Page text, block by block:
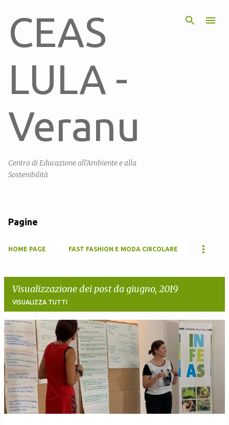
CEAS
LULA -
Veranu
Centro di Educazione all'Ambiente e alla
Sostenibilità
Pagine
HOME PAGE FAST FASHION E MODA CIRCOLARE
Visualizzazione dei post da giugno, 2019
VISUALIZZA TUTTI
P
o
s
t